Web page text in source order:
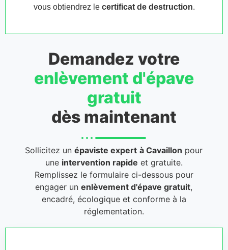
vous obtiendrez le certificat de destruction.
Demandez votre
enlèvement d'épave
gratuit
dès maintenant
Sollicitez unépaviste expert à Cavaillon pour
une intervention rapide et gratuite.
Remplissez le formulaire ci-dessous pour
engager unenlèvement d'épave gratuit,
encadré, écologique et conforme à la
réglementation.